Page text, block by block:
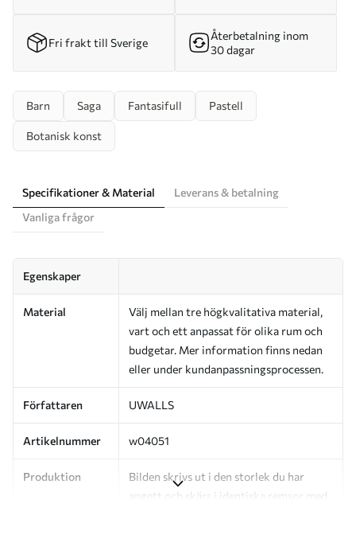
Fri frakt till Sverige
Återbetalning inom
30 dagar
Barn Saga Fantasifull Pastell
Botanisk konst
Specifikationer & Material
Leverans & betalning
Vanliga frågor
Egenskaper
Material
Välj mellan tre högkvalitativa material,
vart och ett anpassat för olika rum och
budgetar. Mer information finns nedan
eller under kundanpassningsprocessen.
Författaren UWALLS
Artikelnummer w04051
Produktion
Bilden skrivs ut i den storlek du har
angett och skärs i identiska remsor med